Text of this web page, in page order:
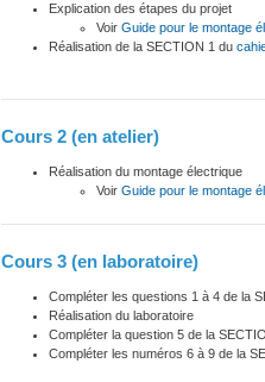
Explication des étapes du projet
Voir Guide pour le montage
Réalisation de la SECTION 1 du
Cours 2 (en atelier)
Réalisation du montage électrique
Voir Guide pour le montage
Cours 3 (en laboratoire)
Compléter les questions 1 à 4 de la
Réalisation du laboratoire
Compléter la question 5 de la
Compléter les numéros 6 à 9 de la